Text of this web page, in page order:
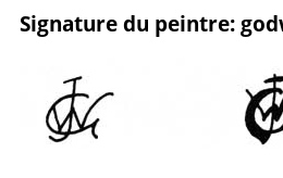
Signature du peintre: